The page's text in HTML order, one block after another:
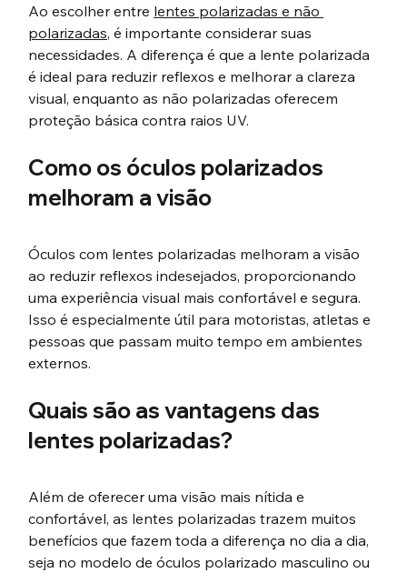
Ao escolher entre lentes polarizadas e não
polarizadas, é importante considerar suas
necessidades. A diferença é que a lente polarizada
é ideal para reduzir reflexos e melhorar a clareza
visual, enquanto as não polarizadas oferecem
proteção básica contra raios UV.
Como os óculos polarizados
melhoram a visão
Óculos com lentes polarizadas melhoram a visão
ao reduzir reflexos indesejados, proporcionando
uma experiência visual mais confortável e segura.
Isso é especialmente útil para motoristas, atletas e
pessoas que passam muito tempo em ambientes
externos.
Quais são as vantagens das
lentes polarizadas?
Além de oferecer uma visão mais nítida e
confortável, as lentes polarizadas trazem muitos
benefícios que fazem toda a diferença no dia a dia,
seja no modelo de óculos polarizado masculino ou